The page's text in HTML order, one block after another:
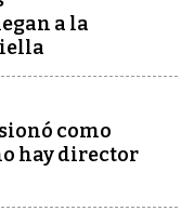
a la
como
hay director